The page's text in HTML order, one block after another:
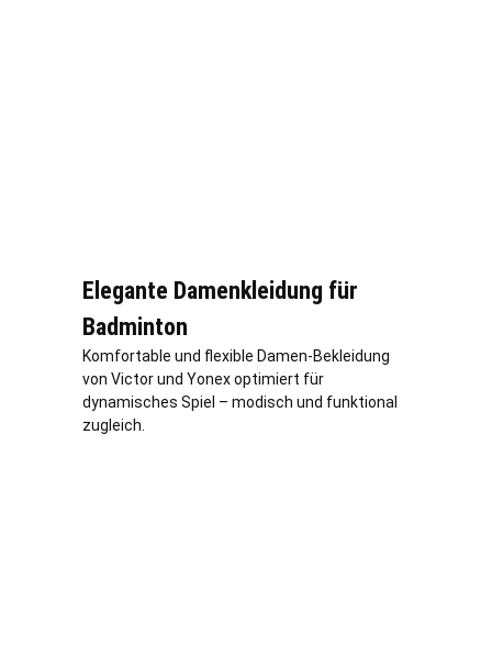
Elegante Damenkleidung für
Badminton
Komfortable und flexible Damen-Bekleidung
von Victor und Yonex optimiert für
dynamisches Spiel – modisch und funktional
zugleich.